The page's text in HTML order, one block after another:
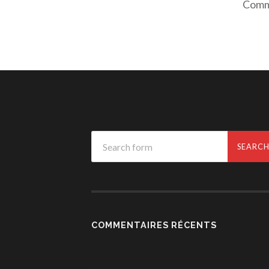
COMMENTAIRES RÉCENTS